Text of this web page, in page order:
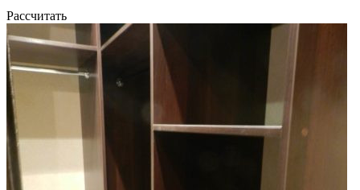
Рассчитать